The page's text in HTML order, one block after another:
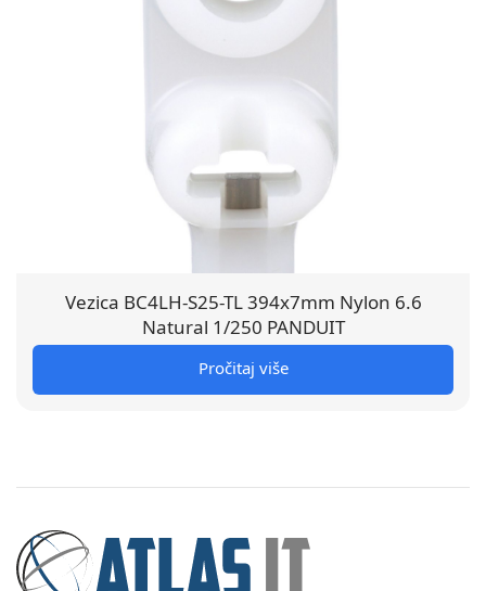
Vezica BC4LH-S25-TL 394x7mm Nylon 6.6
Natural 1/250 PANDUIT
Pročitaj više